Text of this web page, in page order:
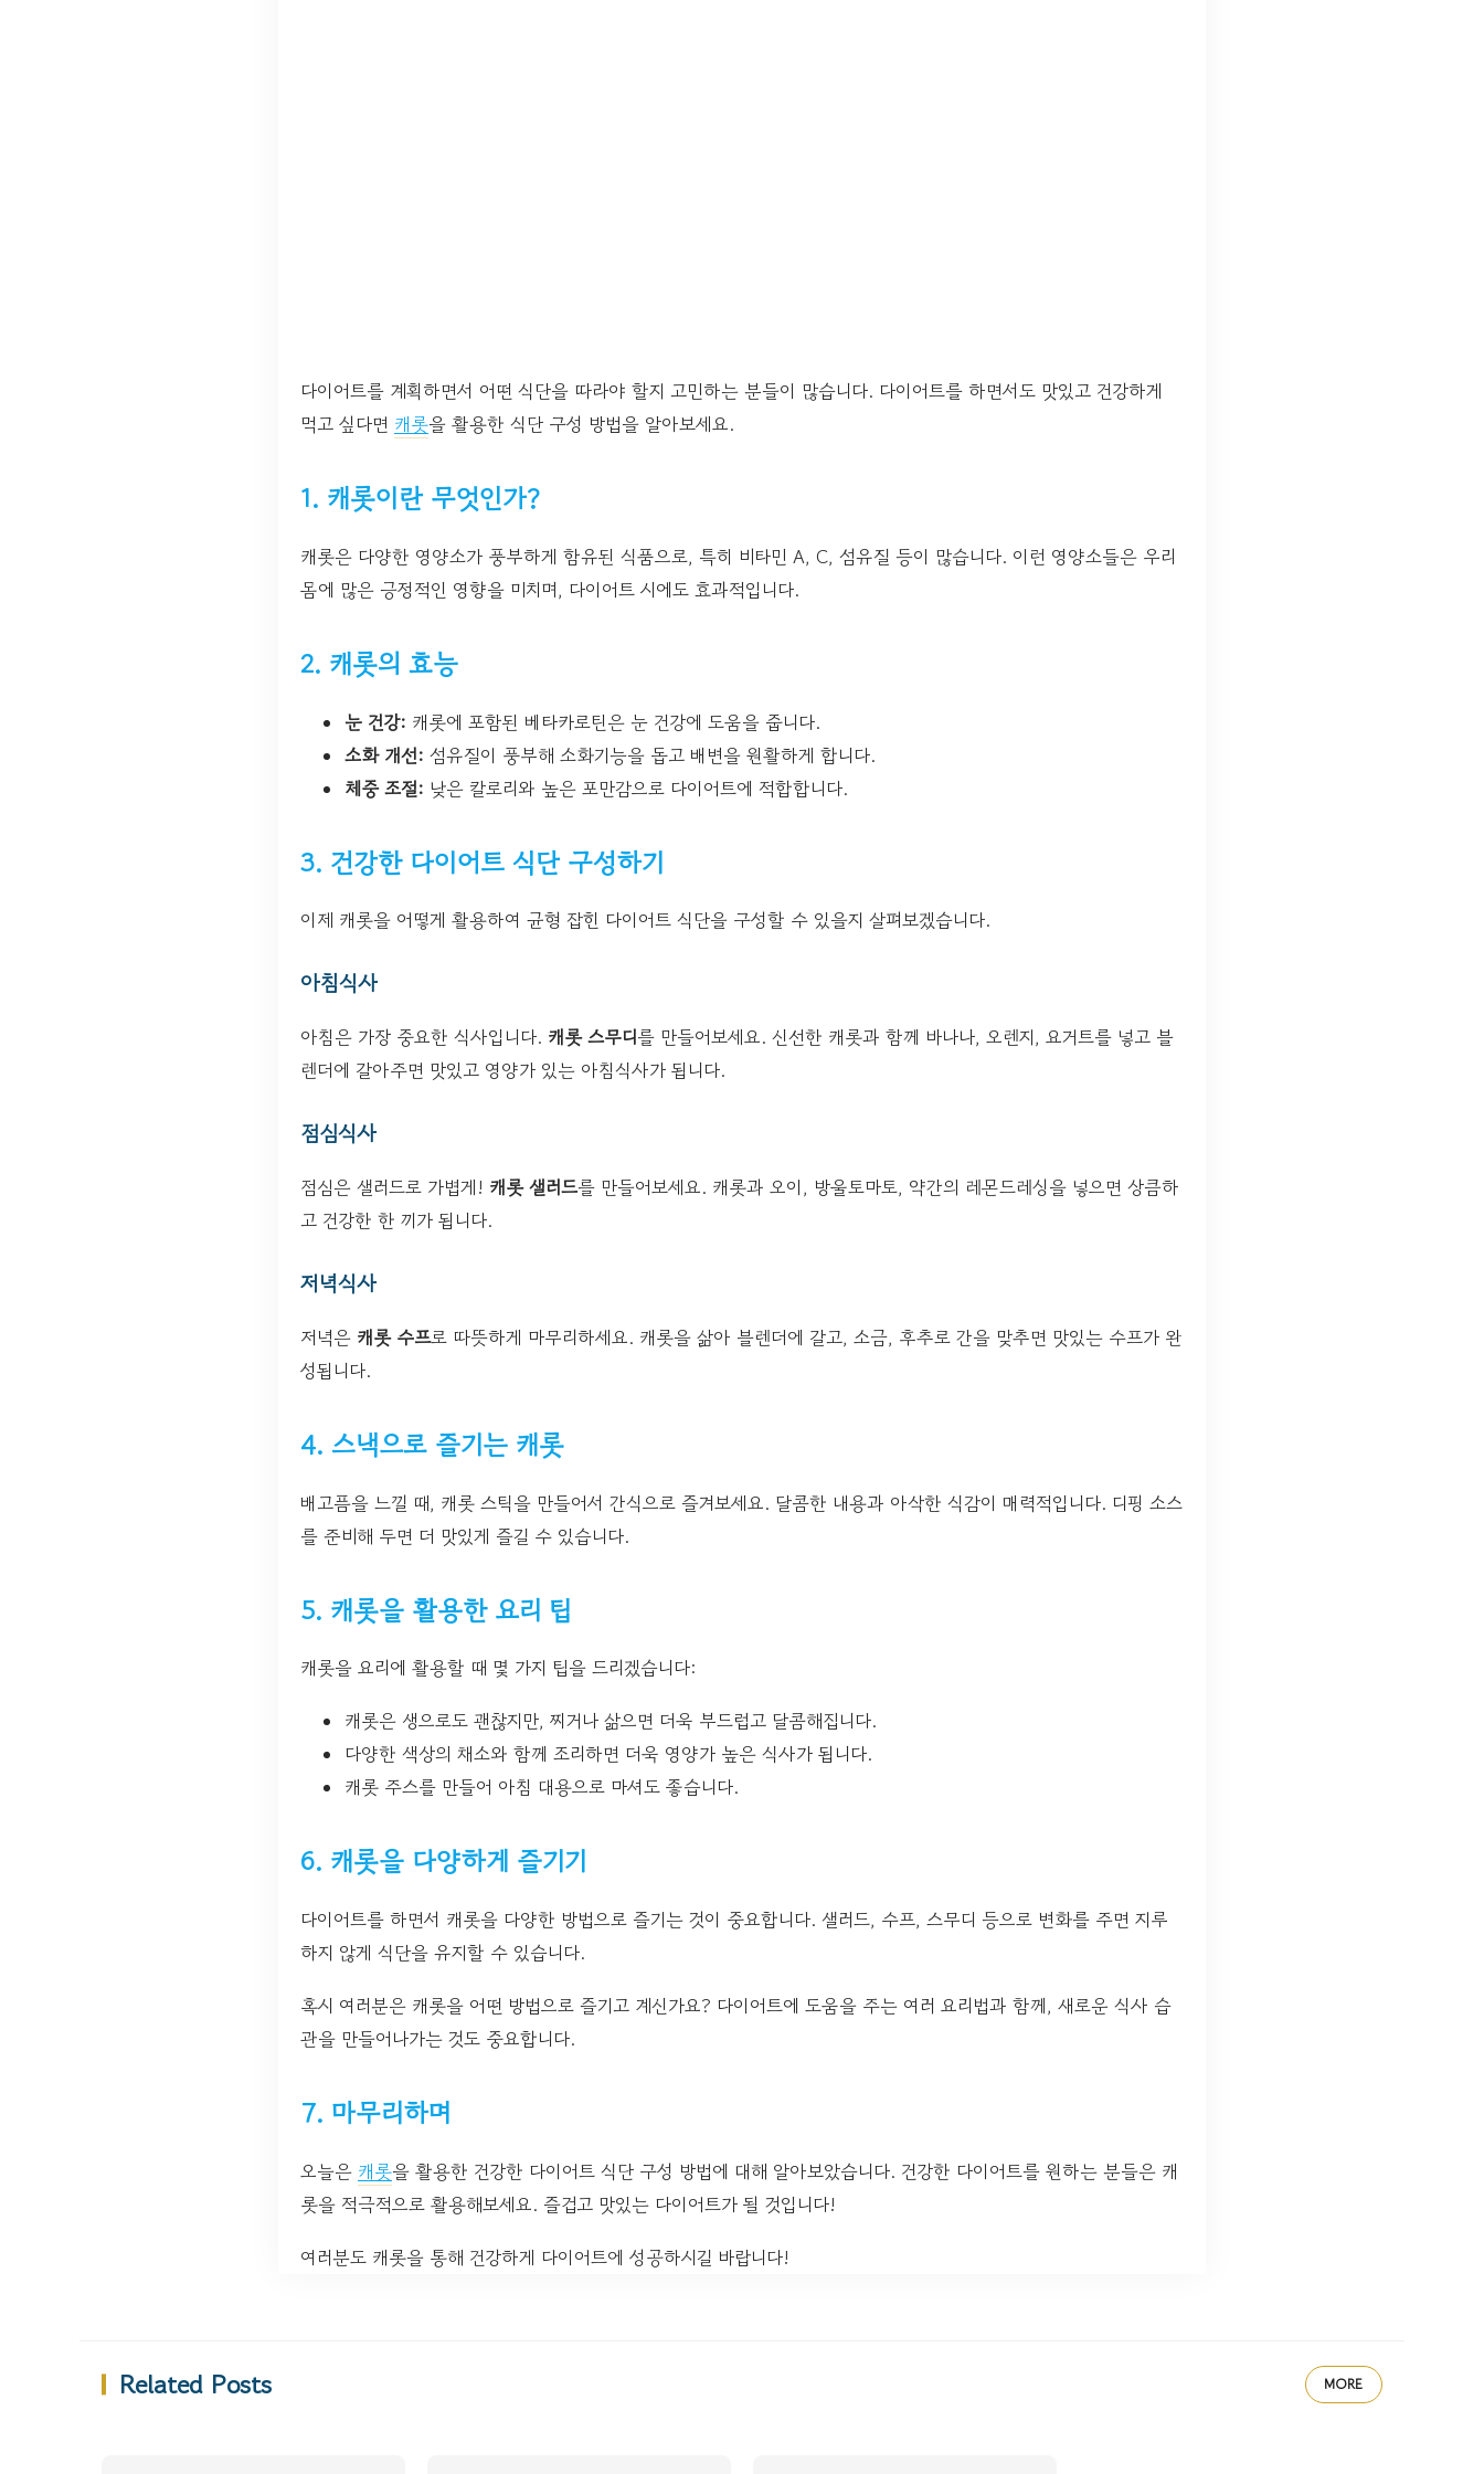
다이어트를 계획하면서 어떤 식단을 따라야 할지 고민하는 분들이 많습니다. 다이어트를 하면서도 맛있고 건강하게
먹고 싶다면 캐롯을 활용한 식단 구성 방법을 알아보세요.
1. 캐롯이란 무엇인가?
캐롯은 다양한 영양소가 풍부하게 함유된 식품으로, 특히 비타민 A, C, 섬유질 등이 많습니다. 이런 영양소들은 우리
몸에 많은 긍정적인 영향을 미치며, 다이어트 시에도 효과적입니다.
2. 캐롯의 효능
눈 건강: 캐롯에 포함된 베타카로틴은 눈 건강에 도움을 줍니다.
소화 개선: 섬유질이 풍부해 소화기능을 돕고 배변을 원활하게 합니다.
체중 조절: 낮은 칼로리와 높은 포만감으로 다이어트에 적합합니다.
3. 건강한 다이어트 식단 구성하기
이제 캐롯을 어떻게 활용하여 균형 잡힌 다이어트 식단을 구성할 수 있을지 살펴보겠습니다.
아침식사
아침은 가장 중요한 식사입니다. 캐롯 스무디를 만들어보세요. 신선한 캐롯과 함께 바나나, 오렌지, 요거트를 넣고 블
렌더에 갈아주면 맛있고 영양가 있는 아침식사가 됩니다.
점심식사
점심은 샐러드로 가볍게! 캐롯 샐러드를 만들어보세요. 캐롯과 오이, 방울토마토, 약간의 레몬드레싱을 넣으면 상큼하
고 건강한 한 끼가 됩니다.
저녁식사
저녁은 캐롯 수프로 따뜻하게 마무리하세요. 캐롯을 삶아 블렌더에 갈고, 소금, 후추로 간을 맞추면 맛있는 수프가 완
성됩니다.
4. 스낵으로 즐기는 캐롯
배고픔을 느낄 때, 캐롯 스틱을 만들어서 간식으로 즐겨보세요. 달콤한 내용과 아삭한 식감이 매력적입니다. 디핑 소스
를 준비해 두면 더 맛있게 즐길 수 있습니다.
5. 캐롯을 활용한 요리 팁
캐롯을 요리에 활용할 때 몇 가지 팁을 드리겠습니다:
캐롯은 생으로도 괜찮지만, 찌거나 삶으면 더욱 부드럽고 달콤해집니다.
다양한 색상의 채소와 함께 조리하면 더욱 영양가 높은 식사가 됩니다.
캐롯 주스를 만들어 아침 대용으로 마셔도 좋습니다.
6. 캐롯을 다양하게 즐기기
다이어트를 하면서 캐롯을 다양한 방법으로 즐기는 것이 중요합니다. 샐러드, 수프, 스무디 등으로 변화를 주면 지루
하지 않게 식단을 유지할 수 있습니다.
혹시 여러분은 캐롯을 어떤 방법으로 즐기고 계신가요? 다이어트에 도움을 주는 여러 요리법과 함께, 새로운 식사 습
관을 만들어나가는 것도 중요합니다.
7. 마무리하며
오늘은 캐롯을 활용한 건강한 다이어트 식단 구성 방법에 대해 알아보았습니다. 건강한 다이어트를 원하는 분들은 캐
롯을 적극적으로 활용해보세요. 즐겁고 맛있는 다이어트가 될 것입니다!
여러분도 캐롯을 통해 건강하게 다이어트에 성공하시길 바랍니다!
Related Posts MORE